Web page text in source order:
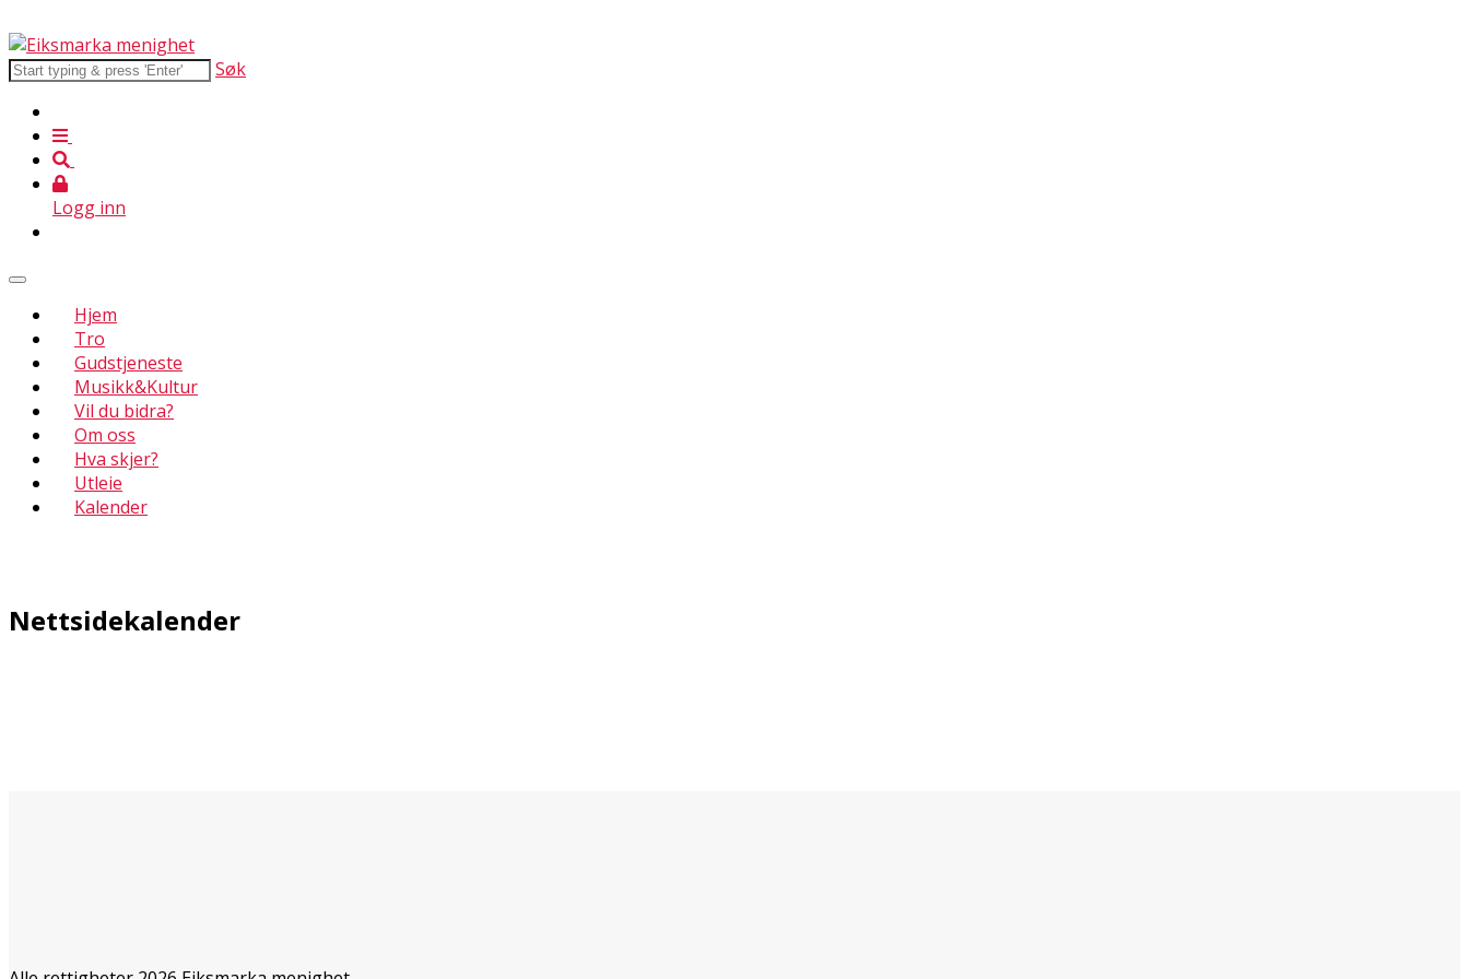
Søk
Logg inn
Hjem
Tro
Gudstjeneste
Musikk&Kultur
Vil du bidra?
Om oss
Hva skjer?
Utleie
Kalender
Nettsidekalender